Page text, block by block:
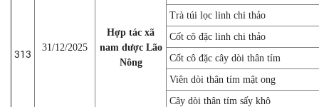
313
31/12/2025
Hợp tác xã
nam dược Lão
Nông
Trà túi lọc linh chi thảo
Cốt cô đặc linh chi thảo
Cốt cô đặc cây dòi thân tím
Viên dòi thân tím mật ong
Cây dòi thân tím sấy khô